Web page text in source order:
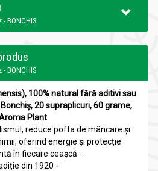
BONCHIS
BONCHIS
100% natural fără aditivi sau
20 supraplicuri, 60 grame,
Plant
reduce pofta de mâncare și
oferind energie și protecție
în fiecare ceașcă -
din 1920 -